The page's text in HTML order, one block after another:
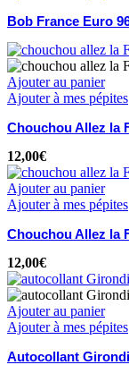
Bob France Euro
Ajouter au panier
Ajouter à mes pépites
Chouchou Allez la
12,00€
Ajouter au panier
Ajouter à mes pépites
Chouchou Allez la
12,00€
Ajouter au panier
Ajouter à mes pépites
Autocollant